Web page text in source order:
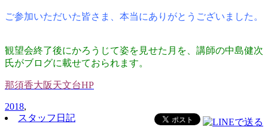
ご参加いただいた皆さま、本当にありがとうございました。
観望会終了後にかろうじて姿を見せた月を、講師の中島健次
氏がブログに載せておられます。
那須香大阪天文台HP
2018,
スタッフ日記